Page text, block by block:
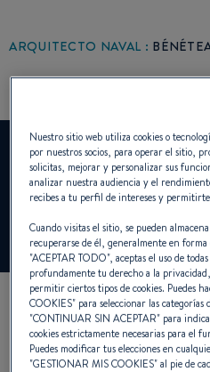
ARQUITECTO NAVAL :
YouTube está
Para ver este vídeo,
cookies de
Administrar
Nuestro sitio web utiliza cookies o
por nuestros socios, para operar el sitio,
solicitas, mejorar y personalizar sus
analizar nuestra audiencia y el
recibes a tu perfil de intereses y
Cuando visitas el sitio, se pueden
recuperarse de él, generalmente en
"ACEPTAR TODO", aceptas el uso de
profundamente tu derecho a la
permitir ciertos tipos de cookies. Puedes
COOKIES" para seleccionar las categorías
"CONTINUAR SIN ACEPTAR" para
cookies estrictamente necesarias para el
Puedes modificar tus elecciones en
"GESTIONAR MIS COOKIES" al pie de